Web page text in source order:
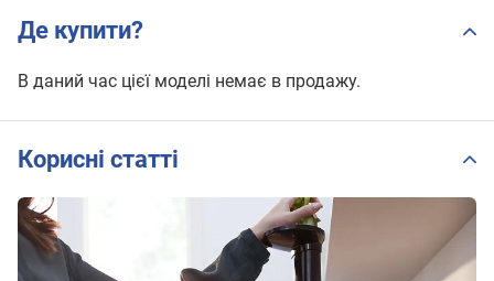
Де купити?
В даний час цієї моделі немає в продажу.
Корисні статті